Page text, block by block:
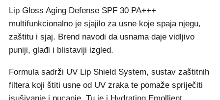
Lip Gloss Aging Defense SPF 30 PA+++
multifunkcionalno je sjajilo za usne koje spaja njegu,
zaštitu i sjaj. Brend navodi da usnama daje vidljivo
puniji, glađi i blistaviji izgled.
Formula sadrži UV Lip Shield System, sustav zaštitnih
filtera koji štiti usne od UV zraka te pomaže spriječiti
isušivanje i pucanje. Tu je i Hydrating Emollient